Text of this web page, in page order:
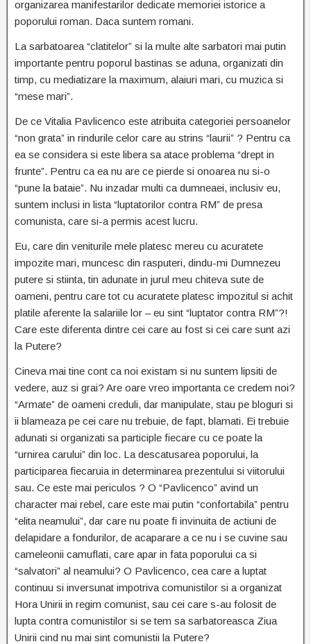
organizarea manifestarilor dedicate memoriei istorice a
poporului roman. Daca suntem romani.
La sarbatoarea “clatitelor” si la multe alte sarbatori mai putin
importante pentru poporul bastinas se aduna, organizati din
timp, cu mediatizare la maximum, alaiuri mari, cu muzica si
“mese mari”.
De ce Vitalia Pavlicenco este atribuita categoriei persoanelor
“non grata” in rindurile celor care au strins “laurii” ? Pentru ca
ea se considera si este libera sa atace problema “drept in
frunte”. Pentru ca ea nu are ce pierde si onoarea nu si-o
“pune la bataie”. Nu inzadar multi ca dumneaei, inclusiv eu,
suntem inclusi in lista “luptatorilor contra RM” de presa
comunista, care si-a permis acest lucru.
Eu, care din veniturile mele platesc mereu cu acuratete
impozite mari, muncesc din rasputeri, dindu-mi Dumnezeu
putere si stiinta, tin adunate in jurul meu chiteva sute de
oameni, pentru care tot cu acuratete platesc impozitul si achit
platile aferente la salariile lor – eu sint “luptator contra RM”?!
Care este diferenta dintre cei care au fost si cei care sunt azi
la Putere?
Cineva mai tine cont ca noi existam si nu suntem lipsiti de
vedere, auz si grai? Are oare vreo importanta ce credem noi?
“Armate” de oameni creduli, dar manipulate, stau pe bloguri si
ii blameaza pe cei care nu trebuie, de fapt, blamati. Ei trebuie
adunati si organizati sa participle fiecare cu ce poate la
“urnirea carului” din loc. La descatusarea poporului, la
participarea fiecaruia in determinarea prezentului si viitorului
sau. Ce este mai periculos ? O “Pavlicenco” avind un
character mai rebel, care este mai putin “confortabila” pentru
“elita neamului”, dar care nu poate fi invinuita de actiuni de
delapidare a fondurilor, de acaparare a ce nu i se cuvine sau
cameleonii camuflati, care apar in fata poporului ca si
“salvatori” al neamului? O Pavlicenco, cea care a luptat
continuu si inversunat impotriva comunistilor si a organizat
Hora Unirii in regim comunist, sau cei care s-au folosit de
lupta contra comunistilor si se tem sa sarbatoreasca Ziua
Unirii cind nu mai sint comunistii la Putere?